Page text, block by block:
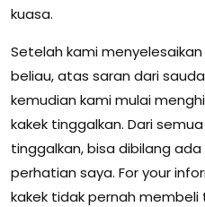
kuasa.
Setelah kami
beliau, atas saran dari
kemudian kami mulai
kakek tinggalkan. Dari
tinggalkan, bisa dibilang
perhatian saya. For your
kakek tidak pernah